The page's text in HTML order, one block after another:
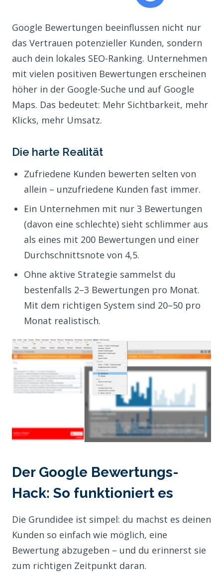
Google Bewertungen beeinflussen nicht nur
das Vertrauen potenzieller Kunden, sondern
auch dein lokales SEO-Ranking. Unternehmen
mit vielen positiven Bewertungen erscheinen
höher in der Google-Suche und auf Google
Maps. Das bedeutet: Mehr Sichtbarkeit, mehr
Klicks, mehr Umsatz.
Die harte Realität
Zufriedene Kunden bewerten selten von
allein – unzufriedene Kunden fast immer.
Ein Unternehmen mit nur 3 Bewertungen
(davon eine schlechte) sieht schlimmer aus
als eines mit 200 Bewertungen und einer
Durchschnittsnote von 4,5.
Ohne aktive Strategie sammelst du
bestenfalls 2–3 Bewertungen pro Monat.
Mit dem richtigen System sind 20–50 pro
Monat realistisch.
Der Google Bewertungs-
Hack: So funktioniert es
Die Grundidee ist simpel: du machst es deinen
Kunden so einfach wie möglich, eine
Bewertung abzugeben – und du erinnerst sie
zum richtigen Zeitpunkt daran.